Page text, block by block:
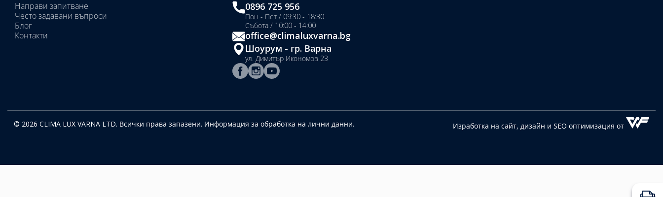
Направи запитване
Често задавани въпроси
Блог
Контакти
0896 725 956
Пон - Пет / 09:30 - 18:30
Събота / 10:00 - 14:00
office@climaluxvarna.bg
Шоурум - гр. Варна
ул. Димитър Икономов 23
© 2026 CLIMA LUX VARNA LTD. Всички права запазени. Информация за обработка на лични данни. Изработка на сайт, дизайн и SEO оптимизация от